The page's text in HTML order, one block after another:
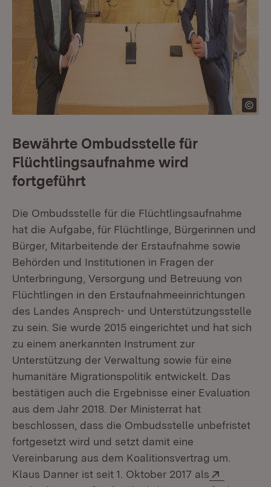
Bewährte Ombudsstelle für
Flüchtlingsaufnahme wird
fortgeführt
Die Ombudsstelle für die Flüchtlingsaufnahme
hat die Aufgabe, für Flüchtlinge, Bürgerinnen und
Bürger, Mitarbeitende der Erstaufnahme sowie
Behörden und Institutionen in Fragen der
Unterbringung, Versorgung und Betreuung von
Flüchtlingen in den Erstaufnahmeeinrichtungen
des Landes Ansprech- und Unterstützungsstelle
zu sein. Sie wurde 2015 eingerichtet und hat sich
zu einem anerkannten Instrument zur
Unterstützung der Verwaltung sowie für eine
humanitäre Migrationspolitik entwickelt. Das
bestätigen auch die Ergebnisse einer Evaluation
aus dem Jahr 2018. Der Ministerrat hat
beschlossen, dass die Ombudsstelle unbefristet
fortgesetzt wird und setzt damit eine
Vereinbarung aus dem Koalitionsvertrag um.
Klaus Danner ist seit 1. Oktober 2017 als